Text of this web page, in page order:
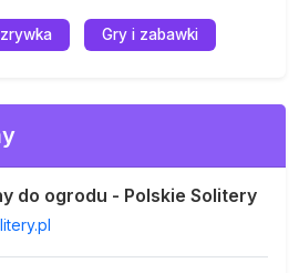
Gry i zabawki
do ogrodu - Polskie Solitery